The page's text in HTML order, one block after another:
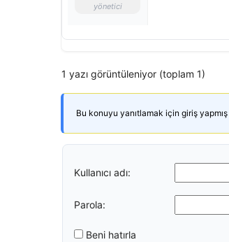
yönetici
1 yazı görüntüleniyor (toplam 1)
Bu konuyu yanıtlamak için giriş yapmış
Kullanıcı adı:
Parola:
Beni hatırla